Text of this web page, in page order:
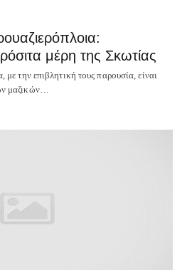
μέρη της Σκωτίας
με την επιβλητική τους παρουσία, είναι
μαζικών…